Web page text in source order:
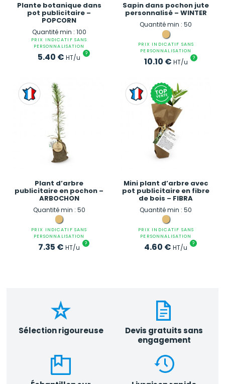
Plante botanique dans
pot publicitaire –
POPCORN
Quantité min : 100
PRIX INDICATIF SANS
PERSONNALISATION
5.40 € HT/u ?
Sapin dans pochon jute
personnalisé – WINTER
Quantité min : 50
PRIX INDICATIF SANS
PERSONNALISATION
10.10 € HT/u ?
Plant d’arbre
publicitaire en pochon –
ARBOCHON
Quantité min : 50
PRIX INDICATIF SANS
PERSONNALISATION
7.35 € HT/u ?
Mini plant d’arbre avec
pot publicitaire en fibre
de bois – FIBRA
Quantité min : 50
PRIX INDICATIF SANS
PERSONNALISATION
4.60 € HT/u ?
Sélection rigoureuse
Devis gratuits sans
engagement